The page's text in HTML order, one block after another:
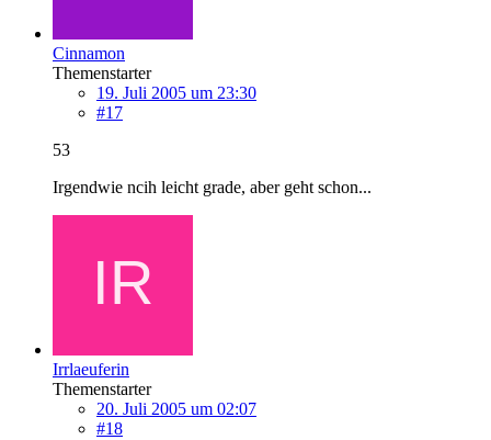
Cinnamon
Themenstarter
19. Juli 2005 um 23:30
#17
53
Irgendwie ncih leicht grade, aber geht schon...
Irrlaeuferin
Themenstarter
20. Juli 2005 um 02:07
#18